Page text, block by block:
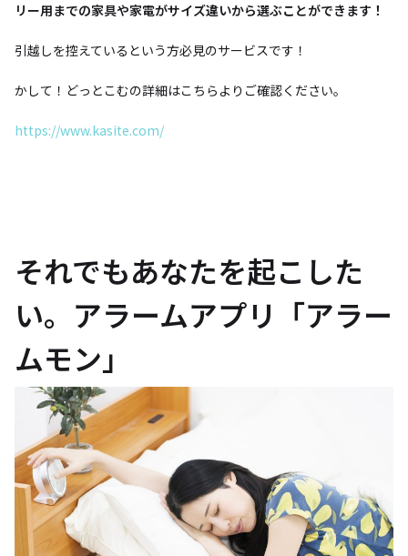
リー用までの家具や家電がサイズ違いから選ぶことができます！
引越しを控えているという方必見のサービスです！
かして！どっとこむの詳細はこちらよりご確認ください。
https://www.kasite.com/
それでもあなたを起こした
い。アラームアプリ「アラー
ムモン」